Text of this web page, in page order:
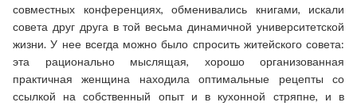
совместных конференциях, обменивались книгами, искали
совета друг друга в той весьма динамичной университетской
жизни. У нее всегда можно было спросить житейского совета:
эта рационально мыслящая, хорошо организованная
практичная женщина находила оптимальные рецепты со
ссылкой на собственный опыт и в кухонной стряпне, и в